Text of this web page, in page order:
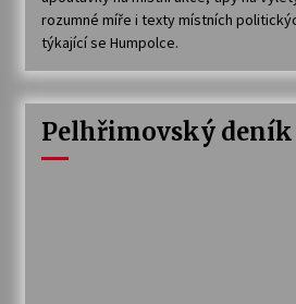
rozumné míře i texty místních
týkající se Humpolce.
Pelhřimovský deník